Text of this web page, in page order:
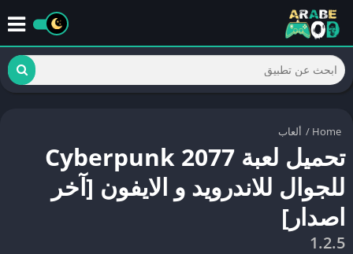
Home
/ ألعاب
تحميل لعبة Cyberpunk 2077
للجوال للاندرويد و الايفون [آخر
اصدار]
1.2.5